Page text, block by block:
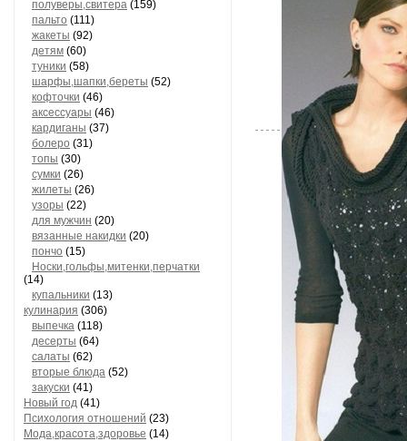
полуверы,свитера (159)
пальто (111)
жакеты (92)
детям (60)
туники (58)
шарфы,шапки,береты (52)
кофточки (46)
аксессуары (46)
кардиганы (37)
болеро (31)
топы (30)
сумки (26)
жилеты (26)
узоры (22)
для мужчин (20)
вязанные накидки (20)
пончо (15)
Носки,гольфы,митенки,перчатки
(14)
купальники (13)
кулинария (306)
выпечка (118)
десерты (64)
салаты (62)
вторые блюда (52)
закуски (41)
Новый год (41)
Психология отношений (23)
Мода,красота,здоровье (14)